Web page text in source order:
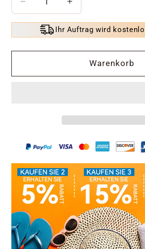
Verringere
die
Menge
für
🎄
Geschenk
Erhöhe
die
Menge
für
🎄
Ideales
Geschenk
Ihr Auftrag wird
Warenkorb